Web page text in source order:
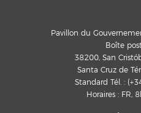
Pavillon du
Boîte
38200, San
Santa Cruz de
Standard Tél. :
Horaires : FR,